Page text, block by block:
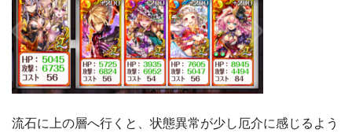
流石に上の層へ行くと、状態異常が少し厄介に感じるよう